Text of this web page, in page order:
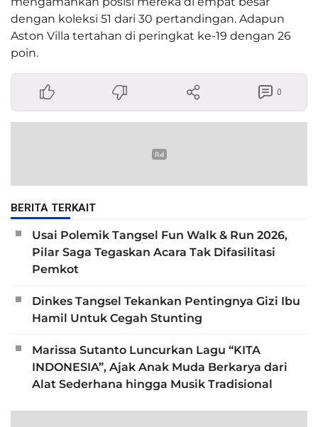
dengan koleksi 51 dari 30 pertandingan. Adapun
Aston Villa tertahan di peringkat ke-19 dengan 26
poin.
0
BERITA TERKAIT
Usai Polemik Tangsel Fun Walk & Run 2026,
Pilar Saga Tegaskan Acara Tak Difasilitasi
Pemkot
Dinkes Tangsel Tekankan Pentingnya Gizi Ibu
Hamil Untuk Cegah Stunting
Marissa Sutanto Luncurkan Lagu “KITA
INDONESIA”, Ajak Anak Muda Berkarya dari
Alat Sederhana hingga Musik Tradisional